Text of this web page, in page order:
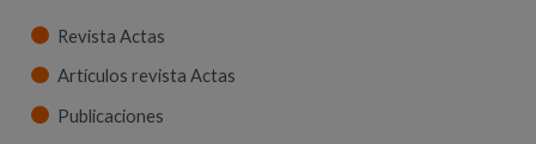
Revista Actas
Artículos revista Actas
Publicaciones